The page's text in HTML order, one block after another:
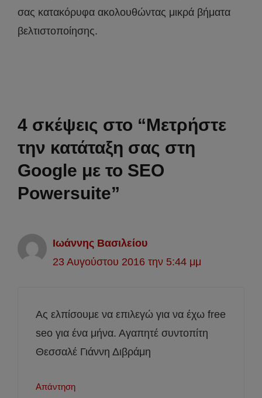
σας κατακόρυφα ακολουθώντας μικρά βήματα
βελτιστοποίησης.
4 σκέψεις στο “Μετρήστε
την κατάταξη σας στη
Google με το SEO
Powersuite”
Ιωάννης Βασιλείου
23 Αυγούστου 2016 την 5:44 μμ
Ας ελπίσουμε να επιλεγώ για να έχω free
seo για ένα μήνα. Αγαπητέ συντοπίτη
Θεσσαλέ Γιάννη Διβράμη
Απάντηση